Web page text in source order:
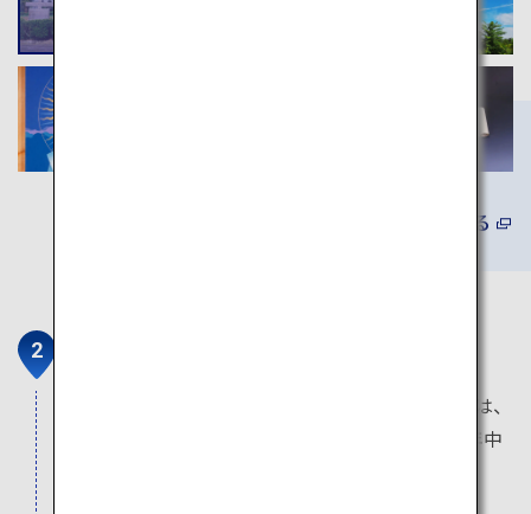
詳しくみる
イルカのことが学べる観光案内所です。 天草には、
野生のイルカが200頭以上も生息しており、一年中